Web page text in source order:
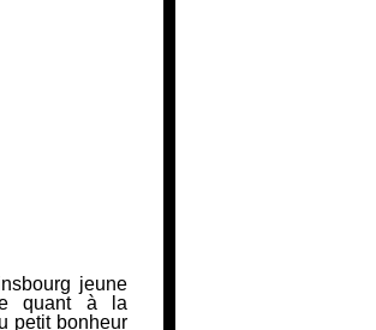
jeune
quant à la
petit bonheur